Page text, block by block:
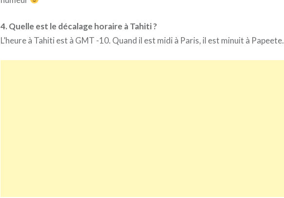
4. Quelle est le décalage horaire à Tahiti ?
L’heure à Tahiti est à GMT -10. Quand il est midi à Paris, il est minuit à Papeete.